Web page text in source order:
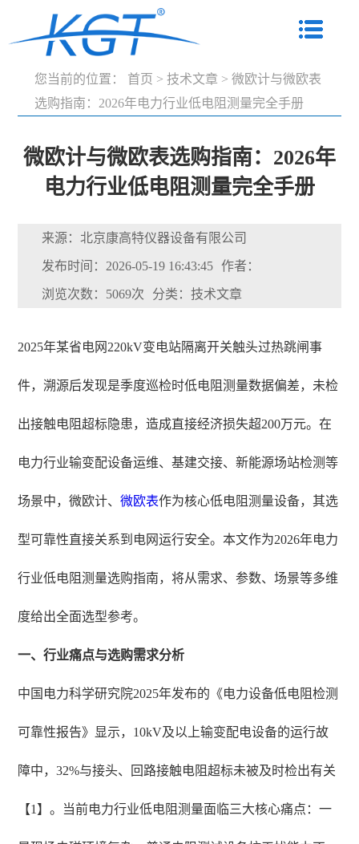
您当前的位置： 首页 > 技术文章 > 微欧计与微欧表
选购指南：2026年电力行业低电阻测量完全手册
微欧计与微欧表选购指南：2026年
电力行业低电阻测量完全手册
来源：北京康高特仪器设备有限公司
发布时间：2026-05-19 16:43:45 作者：
浏览次数：5069次 分类：技术文章
2025年某省电网220kV变电站隔离开关触头过热跳闸事
件，溯源后发现是季度巡检时低电阻测量数据偏差，未检
出接触电阻超标隐患，造成直接经济损失超200万元。在
电力行业输变配设备运维、基建交接、新能源场站检测等
场景中，微欧计、微欧表作为核心低电阻测量设备，其选
型可靠性直接关系到电网运行安全。本文作为2026年电力
行业低电阻测量选购指南，将从需求、参数、场景等多维
度给出全面选型参考。
一、行业痛点与选购需求分析
中国电力科学研究院2025年发布的《电力设备低电阻检测
可靠性报告》显示，10kV及以上输变配电设备的运行故
障中，32%与接头、回路接触电阻超标未被及时检出有关
【1】。当前电力行业低电阻测量面临三大核心痛点：一